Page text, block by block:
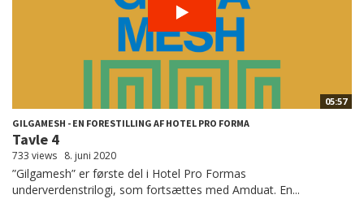
05:57
GILGAMESH - EN FORESTILLING AF HOTEL PRO FORMA
Tavle 4
733 views 8. juni 2020
”Gilgamesh” er første del i Hotel Pro Formas
underverdenstrilogi, som fortsættes med Amduat. En...